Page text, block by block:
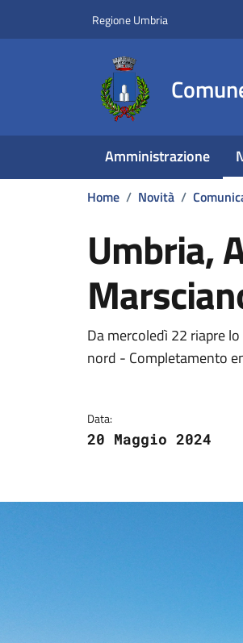
Regione Umbria
Amministrazione
Home / Novità /
Umbria,
Dettagli
Da mercoledì 22 riapre
nord - Completamento
Data:
20 Maggio 2024